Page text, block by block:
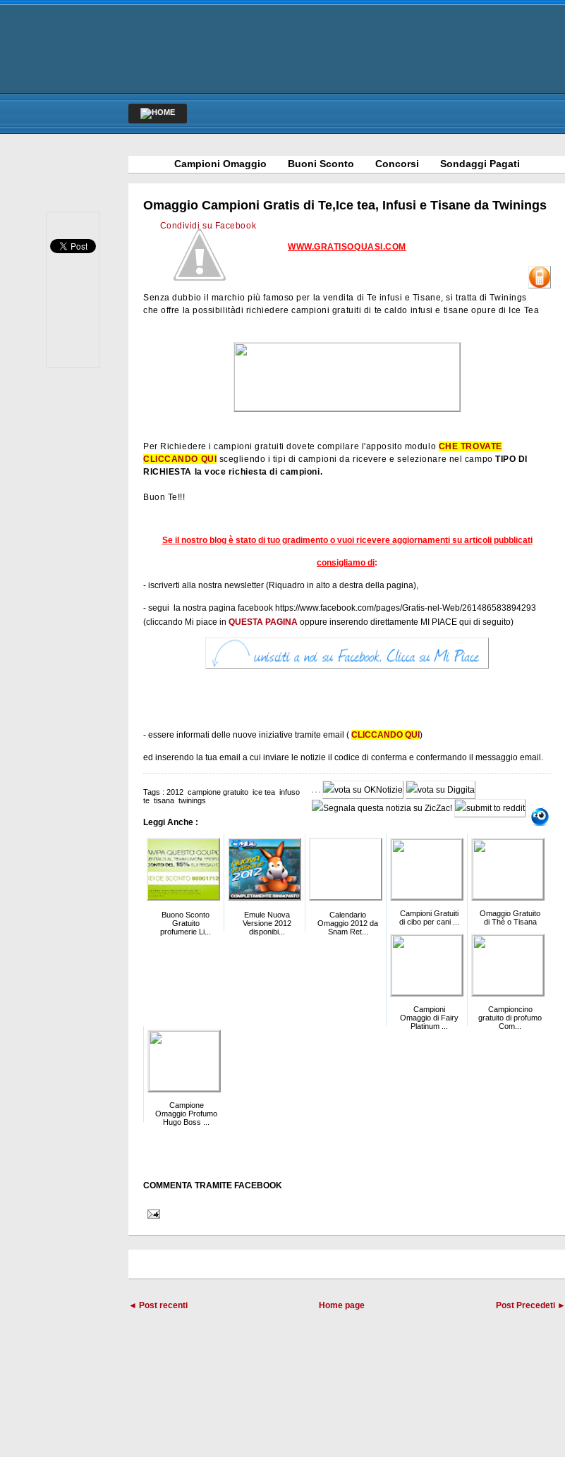
Campioni Omaggio Buoni Sconto Concorsi Sondaggi Pagati
Omaggio Campioni Gratis di Te,Ice tea, Infusi e Tisane da Twinings
Condividi su Facebook
WWW.GRATISOQUASI.COM
Senza dubbio il marchio più famoso per la vendita di Te infusi e Tisane, si tratta di Twinings
che offre la possibilitàdi richiedere campioni gratuiti di te caldo infusi e tisane opure di Ice Tea
Per Richiedere i campioni gratuiti dovete compilare l'apposito modulo CHE TROVATE
CLICCANDO QUI
scegliendo i tipi di campioni da ricevere e selezionare nel campoTIPO DI
RICHIESTA la voce richiesta di campioni.
Buon Te!!!
Se il nostro blog è stato di tuo gradimento o vuoi ricevere aggiornamenti su articoli pubblicati
consigliamo di:
- iscriverti alla nostra newsletter (Riquadro in alto a destra della pagina),
- segui la nostra pagina facebook https://www.facebook.com/pages/Gratis-nel-Web/261486583894293
(cliccando Mi piace in QUESTA PAGINA oppure inserendo direttamente MI PIACE qui di seguito)
- essere informati delle nuove iniziative tramite email ( CLICCANDO QUI )
ed inserendo la tua email a cui inviare le notizie il codice di conferma e confermando il messaggio email.
Tags : 2012 campione gratuito ice tea infuso
te tisana twinings
Leggi Anche :
Buono Sconto
Gratuito
profumerie Li...
Emule Nuova
Versione 2012
disponibi...
Calendario
Omaggio 2012 da
Snam Ret...
Campioni Gratuiti
di cibo per cani ...
Omaggio Gratuito
di Thè o Tisana
Campioni
Omaggio di Fairy
Platinum ...
Campioncino
gratuito di profumo
Com...
Campione
Omaggio Profumo
Hugo Boss ...
COMMENTA TRAMITE FACEBOOK
◄ Post recenti Post Precedeti ►
Home page